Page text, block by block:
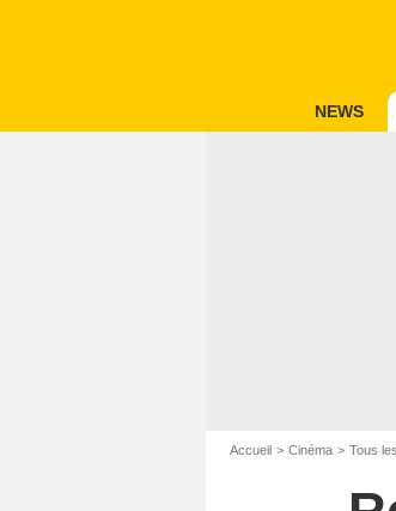
NEWS
Accueil Cinéma Tous